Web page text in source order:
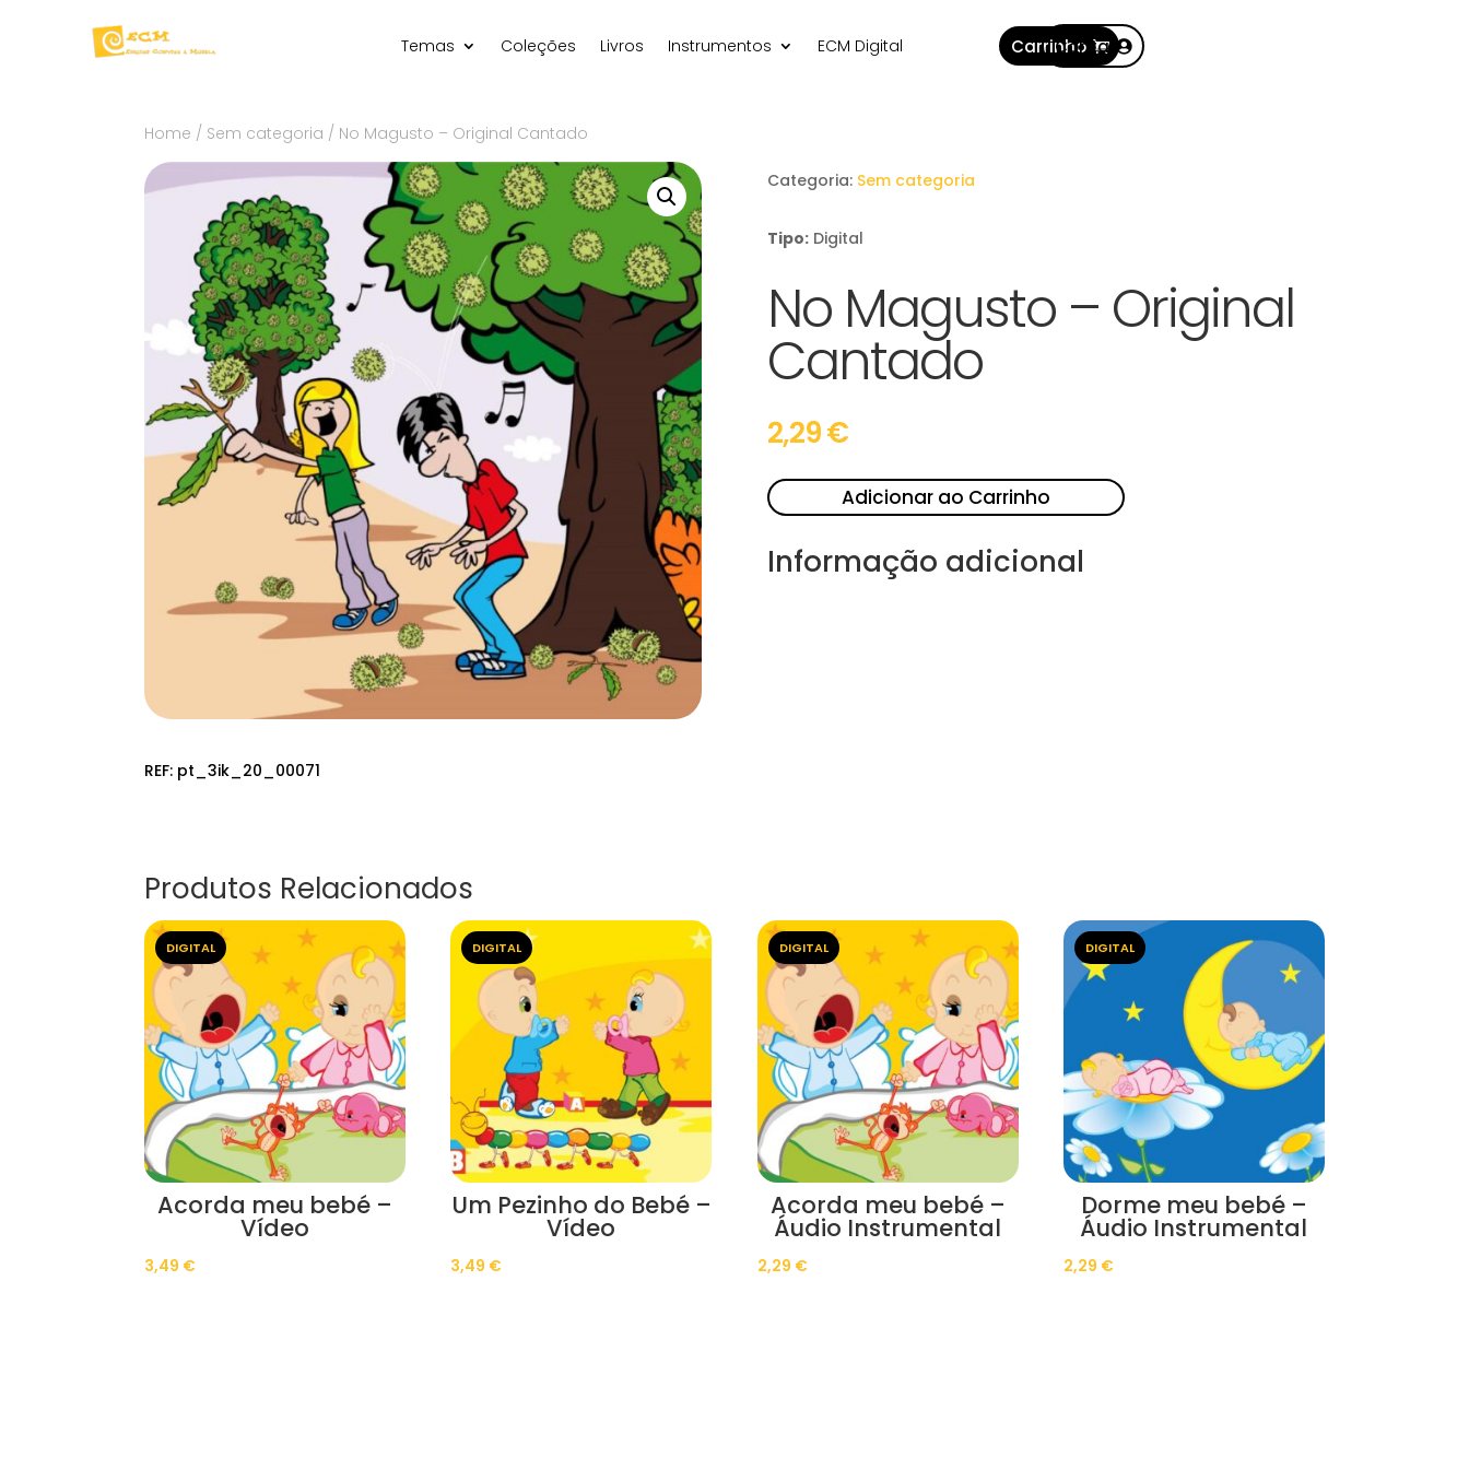
Temas Coleções Livros Instrumentos ECM Digital Carrinho
Conta
Home / Sem categoria / No Magusto – Original Cantado
REF: pt_3ik_20_00071
Categoria: Sem categoria
Tipo: Digital
No Magusto – Original
Cantado
2,29€
Adicionar ao Carrinho
Informação adicional
Produtos Relacionados
DIGITAL
Acorda meu bebé –
Vídeo
3,49 €
DIGITAL
Um Pezinho do Bebé –
Vídeo
3,49 €
DIGITAL
Acorda meu bebé –
Áudio Instrumental
2,29 €
DIGITAL
Dorme meu bebé –
Áudio Instrumental
2,29 €